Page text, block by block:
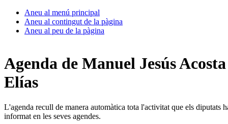
Aneu al menú principal
Aneu al contingut de la pàgina
Aneu al peu de la pàgina
Agenda de Manuel Jesús Acosta
Elías
L'agenda recull de manera automàtica tota l'activitat que els diputats
informat en les seves agendes.